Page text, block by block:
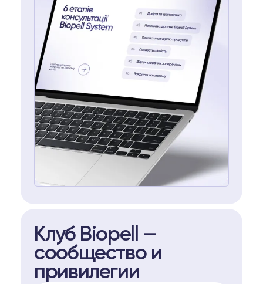
Клуб Biopell —
сообщество и
привилегии